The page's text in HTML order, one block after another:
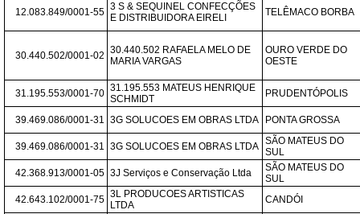
12.083.849/0001-55 3 S & SEQUINEL CONFECÇÕES
E DISTRIBUIDORA EIRELI
TELÊMACO BORBA
30.440.502/0001-02 30.440.502 RAFAELA MELO DE
MARIA VARGAS
OURO VERDE DO
OESTE
31.195.553/0001-70 31.195.553 MATEUS HENRIQUE
SCHMIDT
PRUDENTÓPOLIS
39.469.086/0001-31 3G SOLUCOES EM OBRAS LTDA PONTA GROSSA
39.469.086/0001-31 3G SOLUCOES EM OBRAS LTDA SÃO MATEUS DO
SUL
42.368.913/0001-05 3J Serviços e Conservação Ltda
SÃO MATEUS DO
SUL
42.643.102/0001-75 3L PRODUCOES ARTISTICAS
LTDA
CANDÓI